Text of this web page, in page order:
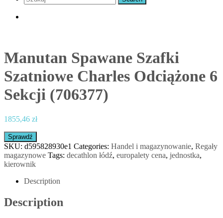
Manutan Spawane Szafki
Szatniowe Charles Odciążone 6
Sekcji (706377)
1855,46 zł
Sprawdź
SKU: d595828930e1 Categories: Handel i magazynowanie, Regały
magazynowe Tags: decathlon łódź, europalety cena, jednostka,
kierownik
Description
Description